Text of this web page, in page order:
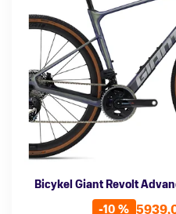
Bicykel Giant Revolt
-10 %